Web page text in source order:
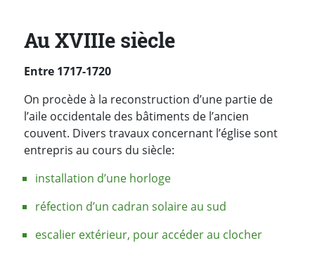
Au XVIIIe siècle
Entre 1717-1720
On procède à la reconstruction d’une partie de
l’aile occidentale des bâtiments de l’ancien
couvent. Divers travaux concernant l’église sont
entrepris au cours du siècle:
installation d’une horloge
réfection d’un cadran solaire au sud
escalier extérieur, pour accéder au clocher